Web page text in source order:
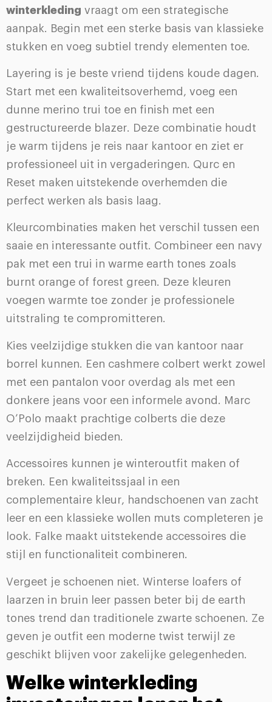
winterkleding vraagt om een strategische
aanpak. Begin met een sterke basis van klassieke
stukken en voeg subtiel trendy elementen toe.
Layering is je beste vriend tijdens koude dagen.
Start met een kwaliteitsoverhemd, voeg een
dunne merino trui toe en finish met een
gestructureerde blazer. Deze combinatie houdt
je warm tijdens je reis naar kantoor en ziet er
professioneel uit in vergaderingen. Qurc en
Reset maken uitstekende overhemden die
perfect werken als basis laag.
Kleurcombinaties maken het verschil tussen een
saaie en interessante outfit. Combineer een navy
pak met een trui in warme earth tones zoals
burnt orange of forest green. Deze kleuren
voegen warmte toe zonder je professionele
uitstraling te compromitteren.
Kies veelzijdige stukken die van kantoor naar
borrel kunnen. Een cashmere colbert werkt zowel
met een pantalon voor overdag als met een
donkere jeans voor een informele avond. Marc
O’Polo maakt prachtige colberts die deze
veelzijdigheid bieden.
Accessoires kunnen je winteroutfit maken of
breken. Een kwaliteitssjaal in een
complementaire kleur, handschoenen van zacht
leer en een klassieke wollen muts completeren je
look. Falke maakt uitstekende accessoires die
stijl en functionaliteit combineren.
Vergeet je schoenen niet. Winterse loafers of
laarzen in bruin leer passen beter bij de earth
tones trend dan traditionele zwarte schoenen. Ze
geven je outfit een moderne twist terwijl ze
geschikt blijven voor zakelijke gelegenheden.
Welke winterkleding